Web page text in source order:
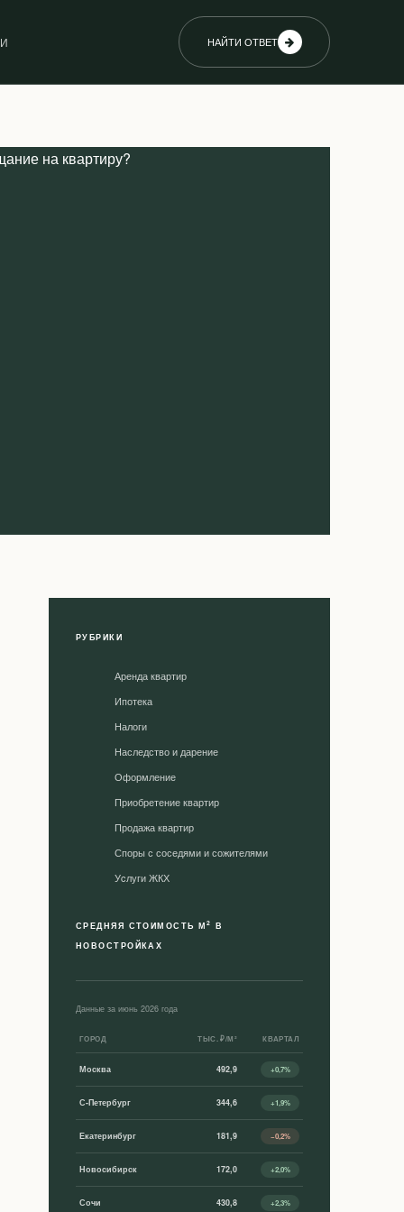
НАЙТИ ОТВЕТ
РУБРИКИ
Аренда квартир
Ипотека
Налоги
Наследство и дарение
Оформление
Приобретение квартир
Продажа квартир
Споры с соседями и сожителями
Уcлуги ЖКХ
СРЕДНЯЯ СТОИМОСТЬ М2 В
НОВОСТРОЙКАХ
Данные за июнь 2026 года
ГОРОД ТЫС. ₽/М² КВАРТАЛ
Москва 492,9 +0,7%
С-Петербург 344,6 +1,9%
Екатеринбург 181,9 −0,2%
Новосибирск 172,0 +2,0%
Сочи 430,8 +2,3%